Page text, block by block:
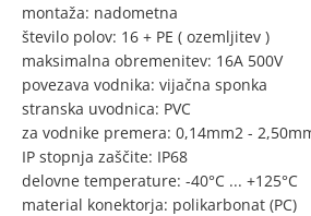
montaža: nadometna
število polov: 16 + PE ( ozemljitev )
maksimalna obremenitev: 16A 500V
povezava vodnika: vijačna sponka
stranska uvodnica: PVC
za vodnike premera: 0,14mm2 -
IP stopnja zaščite: IP68
delovne temperature: -40°C ... +125°C
material konektorja: polikarbonat (PC)